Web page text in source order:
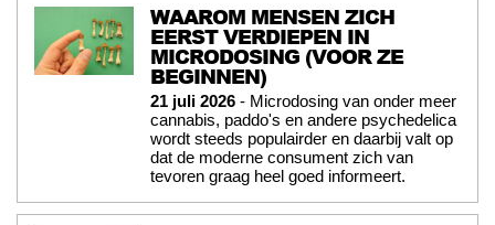
WAAROM MENSEN ZICH
EERST VERDIEPEN IN
MICRODOSING (VOOR ZE
BEGINNEN)
21 juli 2026 - Microdosing van onder meer
cannabis, paddo's en andere psychedelica
wordt steeds populairder en daarbij valt op
dat de moderne consument zich van
tevoren graag heel goed informeert.